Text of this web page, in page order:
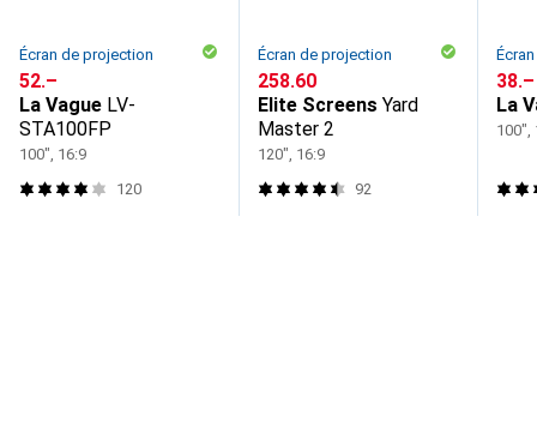
Écran de projection
CHF
52.–
La Vague LV-
STA100FP
100", 16:9
120
Écran de projection
CHF
258.60
Elite Screens Yard
Master 2
120", 16:9
92
CHF
38.–
La
100",